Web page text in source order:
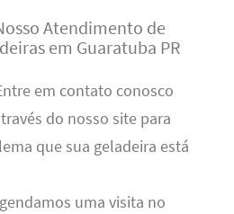
Atendimento de
em Guaratuba PR
em contato conosco
do nosso site para
que sua geladeira está
uma visita no